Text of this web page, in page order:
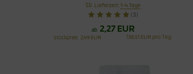
Lieferzeit:1-4 Tage
(3)
ab 2,27 EUR
Stückpreis 2,49 EUR 138,51 EUR pro 1 kg